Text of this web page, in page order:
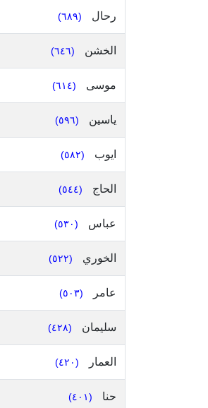
رحال (٦٨٩)
الخشن (٦٤٦)
موسى (٦١٤)
ياسين (٥٩٦)
ايوب (٥٨٢)
الحاج (٥٤٤)
عباس (٥٣٠)
الخوري (٥٢٢)
عامر (٥٠٣)
سليمان (٤٢٨)
العمار (٤٢٠)
حنا (٤٠١)